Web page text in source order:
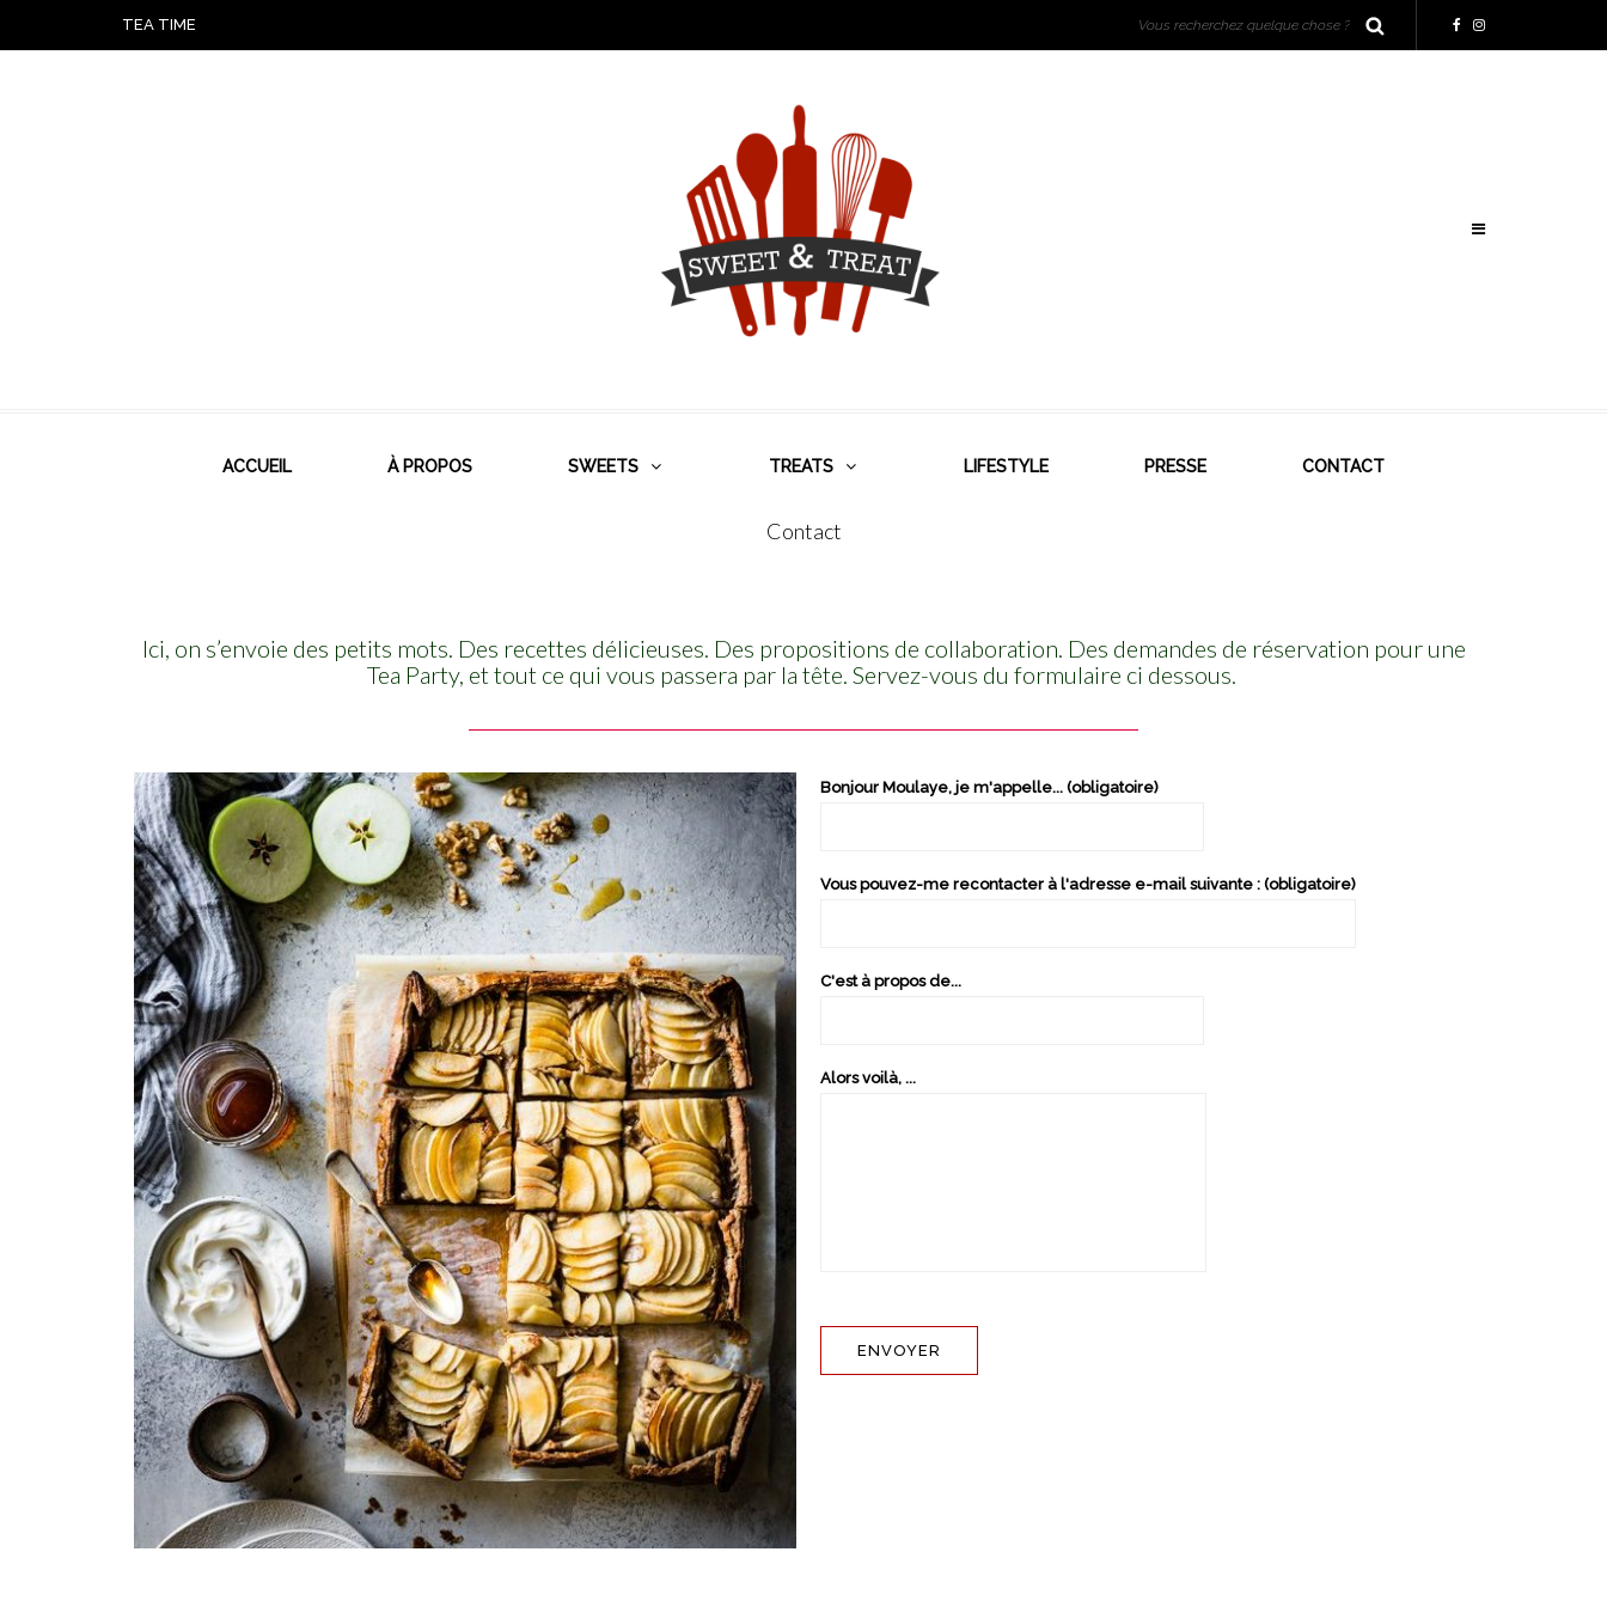
TEA TIME
ACCUEIL À PROPOS SWEETS TREATS LIFESTYLE PRESSE CONTACT
Contact
Ici, on s’envoie des petits mots. Des recettes délicieuses. Des propositions de collaboration. Des demandes de réservation pour une
Tea Party, et tout ce qui vous passera par la tête. Servez-vous du formulaire ci dessous.
Bonjour Moulaye, je m'appelle... (obligatoire)
Vous pouvez-me recontacter à l'adresse e-mail suivante : (obligatoire)
C'est à propos de...
Alors voilà, ...